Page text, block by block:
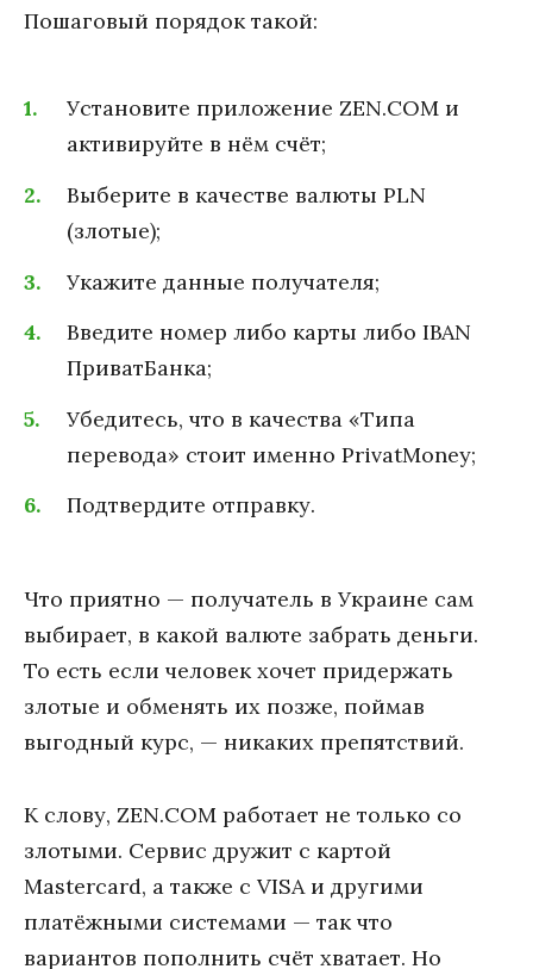
Пошаговый порядок такой:
Установите приложение ZEN.COM и
активируйте в нём счёт;
Выберите в качестве валюты PLN
(злотые);
Укажите данные получателя;
Введите номер либо карты либо IBAN
ПриватБанка;
Убедитесь, что в качества «Типа
перевода» стоит именно PrivatMoney;
Подтвердите отправку.
Что приятно — получатель в Украине сам
выбирает, в какой валюте забрать деньги.
То есть если человек хочет придержать
злотые и обменять их позже, поймав
выгодный курс, — никаких препятствий.
К слову, ZEN.COM работает не только со
злотыми. Сервис дружит с картой
Mastercard, а также с VISA и другими
платёжными системами — так что
вариантов пополнить счёт хватает. Но